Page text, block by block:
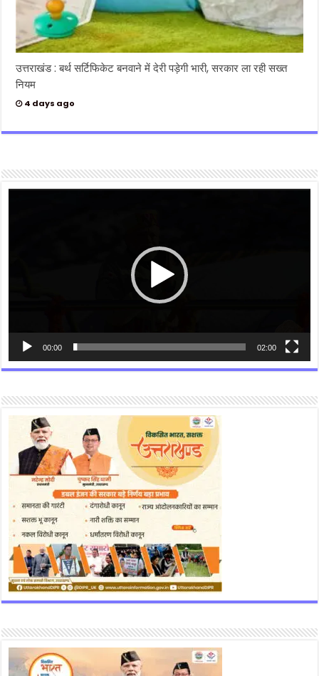
उत्तराखंड : बर्थ सर्टिफिकेट बनवाने में देरी पड़ेगी भारी, सरकार ला रही सख्त
नियम
4 days ago
Video
00:00 02:00